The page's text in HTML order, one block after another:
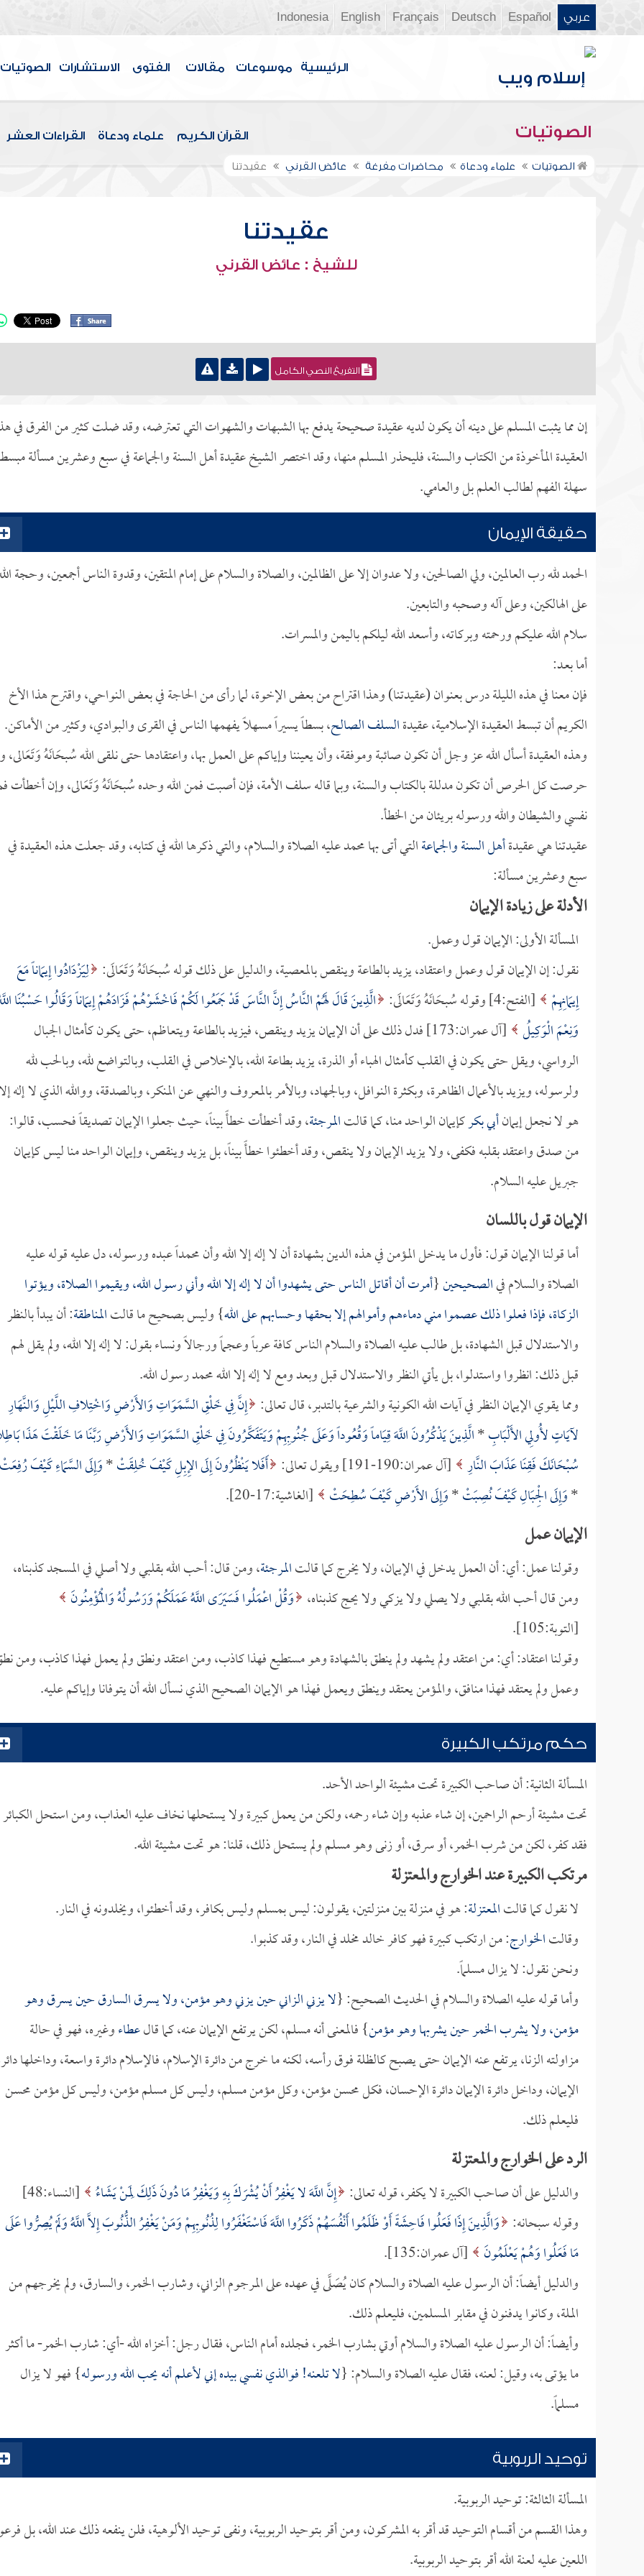
عربي Español
Deutsch
Français
English
Indonesia
الرئيسية موسوعات مقالات الفتوى الاستشارات الصوتيات
الصوتيات القرآن الكريم علماء ودعاة القراءات العشر
الصوتيات علماء ودعاة محاضرات مفرغة عائض القرني عقيدتنا
عقيدتنا
للشيخ : عائض القرني
التفريغ النصي الكامل
إن مما يثبت المسلم على دينه أن يكون لديه عقيدة صحيحة يدفع بها الشبهات والشهوات التي تعترضه، وقد ضلت كثير من الفرق في
العقيدة المأخوذة من الكتاب والسنة، فليحذر المسلم منها، وقد اختصر الشيخ عقيدة أهل السنة والجماعة في سبع وعشرين مسألة
سهلة الفهم لطالب العلم بل والعامي.
حقيقة الإيمان
الحمد لله رب العالمين، ولي الصالحين، ولا عدوان إلا على الظالمين، والصلاة والسلام على إمام المتقين، وقدوة الناس أجمعين، وحجة
على الهالكين، وعلى آله وصحبه والتابعين.
سلام الله عليكم ورحمته وبركاته، وأسعد الله ليلكم باليمن والمسرات.
أما بعـد:
فإن معنا في هذه الليلة درس بعنوان (عقيدتنا) وهذا اقتراح من بعض الإخوة، لما رأى من الحاجة في بعض النواحي، واقترح هذا الأخ
الكريم أن تبسط العقيدة الإسلامية، عقيدةالسلف الصالح، بسطاً يسيراً مسهلاً يفهمها الناس في القرى والبوادي، وكثير من الأماكن.
وهذه العقيدة أسأل الله عز وجل أن تكون صائبة وموفقة، وأن يعيننا وإياكم على العمل بها، واعتقادها حتى نلقى الله سُبحَانَهُ وَتَعَالى،
حرصت كل الحرص أن تكون مدللة بالكتاب والسنة، وبما قاله سلف الأمة، فإن أصبت فمن الله وحده سُبحَانَهُ وَتَعَالى، وإن أخطأت
نفسي والشيطان والله ورسوله بريئان من الخطأ.
عقيدتنا هي عقيدةأهل السنة والجماعةالتي أتى بها محمد عليه الصلاة والسلام، والتي ذكرها الله في كتابه، وقد جعلت هذه العقيدة في
سبع وعشرين مسألة:
الأدلة على زيادة الإيمان
المسألة الأولى: الإيمان قول وعمل.
نقول: إن الإيمان قول وعمل واعتقاد، يزيد بالطاعة وينقص بالمعصية، والدليل على ذلك قوله سُبحَانَهُ وَتَعَالَى: لِيَزْدَادُوا إِيمَاناً مَعَ
إِيمَانِهِمْ
[الفتح:4] وقوله سُبحَانَهُ وَتَعَالَى:
الَّذِينَ قَالَ لَهُمْ النَّاسُ إِنَّ النَّاسَ قَدْ جَمَعُوا لَكُمْ فَاخْشَوْهُمْ فَزَادَهُمْ إِيمَاناً وَقَالُوا حَسْبُنَا
وَنِعْمَ الْوَكِيلُ
[آل عمران:173] فدل ذلك على أن الإيمان يزيد وينقص، فيزيد بالطاعة ويتعاظم، حتى يكون كأمثال الجبال
الرواسي، ويقل حتى يكون في القلب كأمثال الهباء أو الذرة، يزيد بطاعة الله، بالإخلاص في القلب، وبالتواضع لله، وبالحب لله
ولرسوله، ويزيد بالأعمال الظاهرة، وبكثرة النوافل، وبالجهاد، وبالأمر بالمعروف والنهي عن المنكر، وبالصدقة، ووالله الذي لا إله
هو لا نجعل إيمانأبي بكركإيمان الواحد منا، كما قالتالمرجئة، وقد أخطأت خطأً بيناً، حيث جعلوا الإيمان تصديقاً فحسب، قالوا:
من صدق واعتقد بقلبه فكفى، ولا يزيد الإيمان ولا ينقص، وقد أخطئوا خطأً بيناً، بل يزيد وينقص، وإيمان الواحد منا ليس كإيمان
جبريل عليه السلام.
الإيمان قول باللسان
أما قولنا الإيمان قول: فأول ما يدخل المؤمن في هذه الدين بشهادة أن لا إله إلا الله وأن محمداً عبده ورسوله، دل عليه قوله عليه
الصلاة والسلام فيالصحيحين{أمرت أن أقاتل الناس حتى يشهدوا أن لا إله إلا الله وأني رسول الله، ويقيموا الصلاة، ويؤتوا
الزكاة، فإذا فعلوا ذلك عصموا مني دماءهم وأموالهم إلا بحقها وحسابهم على الله} وليس بصحيح ما قالتالمناطقة: أن يبدأ بالنظر
والاستدلال قبل الشهادة، بل طالب عليه الصلاة والسلام الناس كافة عرباً وعجماً ورجالاً ونساء بقول: لا إله إلا الله، ولم يقل لهم
قبل ذلك: انظروا واستدلوا، بل يأتي النظر والاستدلال قبل وبعد ومع لا إله إلا الله محمد رسول الله.
ومما يقوي الإيمان النظر في آيات الله الكونية والشرعية بالتدبر، قال تعالى: إِنَّ فِي خَلْقِ السَّمَوَاتِ وَالأَرْضِ وَاخْتِلافِ اللَّيْلِ وَالنَّهَارِ
لآيَاتٍ لأُولِي الأَلْبَابِ*الَّذِينَ يَذْكُرُونَ اللَّهَ قِيَاماً وَقُعُوداً وَعَلَى جُنُوبِهِمْ وَيَتَفَكَّرُونَ فِي خَلْقِ السَّمَوَاتِ وَالأَرْضِ رَبَّنَا مَا خَلَقْتَ هَذَا
سُبْحَانَكَ فَقِنَا عَذَابَ النَّارِ [آل عمران:190-191] ويقول تعالى: أَفَلا يَنْظُرُونَ إِلَى الإِبِلِ كَيْفَ خُلِقَتْ*وَإِلَى السَّمَاءِ كَيْفَ
*وَإِلَى الْجِبَالِ كَيْفَ نُصِبَتْ*وَإِلَى الأَرْضِ كَيْفَ سُطِحَتْ [الغاشية:17-20].
الإيمان عمل
وقولنا عمل: أي: أن العمل يدخل في الإيمان، ولا يخرج كما قالتالمرجئة، ومن قال: أحب الله بقلبي ولا أصلي في المسجد كذبناه،
ومن قال أحب الله بقلبي ولا يصلي ولا يزكي ولا يحج كذبناه، وَقُلْ اعْمَلُوا فَسَيَرَى اللَّهُ عَمَلَكُمْ وَرَسُولُهُ وَالْمُؤْمِنُونَ
[التوبة:105].
وقولنا اعتقاد: أي: من اعتقد ولم يشهد ولم ينطق بالشهادة وهو مستطيع فهذا كاذب، ومن اعتقد ونطق ولم يعمل فهذا كاذب، ومن
وعمل ولم يعتقد فهذا منافق، والمؤمن يعتقد وينطق ويعمل فهذا هو الإيمان الصحيح الذي نسأل الله أن يتوفانا وإياكم عليه.
حكم مرتكب الكبيرة
المسألة الثانية: أن صاحب الكبيرة تحت مشيئة الواحد الأحد.
تحت مشيئة أرحم الراحمين، إن شاء عذبه وإن شاء رحمه، ولكن من يعمل كبيرة ولا يستحلها نخاف عليه العذاب، ومن استحل الكبائر
فقد كفر، لكن من شرب الخمر، أو سرق، أو زنى وهو مسلم ولم يستحل ذلك، قلنا: هو تحت مشيئة الله.
مرتكب الكبيرة عند الخوارج والمعتزلة
لا نقول كما قالتالمعتزلة: هو في منـزلة بين منـزلتين، يقولون: ليس بمسلم وليس بكافر، وقد أخطئوا، ويخلدونه في النار.
وقالتالخوارج: من ارتكب كبيرة فهو كافر خالد مخلد في النار، وقد كذبوا.
ونحن نقول: لا يزال مسلماً.
وأما قوله عليه الصلاة والسلام في الحديث الصحيح: {لا يزني الزاني حين يزني وهو مؤمن، ولا يسرق السارق حين يسرق وهو
مؤمن، ولا يشرب الخمر حين يشربها وهو مؤمن} فالمعنى أنه مسلم، لكن يرتفع الإيمان عنه، كما قالعطاءوغيره، فهو في حالة
مزاولته الزنا، يرتفع عنه الإيمان حتى يصبح كالظلة فوق رأسه، لكنه ما خرج من دائرة الإسلام، فالإسلام دائرة واسعة، وداخلها
الإيمان، وداخل دائرة الإيمان دائرة الإحسان، فكل محسن مؤمن، وكل مؤمن مسلم، وليس كل مسلم مؤمن، وليس كل مؤمن محسن
فليعلم ذلك.
الرد على الخوارج والمعتزلة
والدليل على أن صاحب الكبيرة لا يكفر، قوله تعالى: إِنَّ اللَّهَ لا يَغْفِرُ أَنْ يُشْرَكَ بِهِ وَيَغْفِرُ مَا دُونَ ذَلِكَ لِمَنْ يَشَاءُ
[النساء:48]
وقوله سبحانه: وَالَّذِينَ إِذَا فَعَلُوا فَاحِشَةً أَوْ ظَلَمُوا أَنْفُسَهُمْ ذَكَرُوا اللَّهَ فَاسْتَغْفَرُوا لِذُنُوبِهِمْ وَمَنْ يَغْفِرُ الذُّنُوبَ إِلاَّ اللَّهُ وَلَمْ يُصِرُّوا عَلَى
مَا فَعَلُوا وَهُمْ يَعْلَمُونَ
[آل عمران:135].
والدليل أيضاً: أن الرسول عليه الصلاة والسلام كان يُصَلَّى في عهده على المرجوم الزاني، وشارب الخمر، والسارق، ولم يخرجهم من
الملة، وكانوا يدفنون في مقابر المسلمين، فليعلم ذلك.
وأيضاً: أن الرسول عليه الصلاة والسلام أوتي بشارب الخمر، فجلده أمام الناس، فقال رجل: أخزاه الله -أي: شارب الخمر- ما أكثر
ما يؤتى به، وقيل: لعنه، فقال عليه الصلاة والسلام: {لا تلعنه! فوالذي نفسي بيده إني لأعلم أنه يحب الله ورسوله} فهو لا يزال
مسلماً.
توحيد الربوبية
المسألة الثالثة: توحيد الربوبية.
وهذا القسم من أقسام التوحيد قد أقر به المشركون، ومن أقر بتوحيد الربوبية، ونفى توحيد الألوهية، فلن ينفعه ذلك عند الله، بل
اللعين عليه لعنة الله أقر بتوحيد الربوبية.